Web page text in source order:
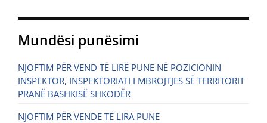
Mundësi punësimi
NJOFTIM PËR VEND TË LIRË PUNE NË POZICIONIN
INSPEKTOR, INSPEKTORIATI I MBROJTJES SË TERRITORIT
PRANË BASHKISË SHKODËR
NJOFTIM PËR VENDE TË LIRA PUNE